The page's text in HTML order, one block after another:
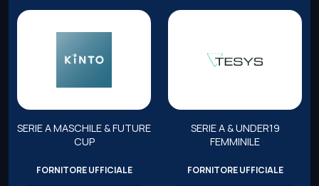
SERIE A MASCHILE & FUTURE
CUP
SERIE A & UNDER19
FEMMINILE
FORNITORE UFFICIALE FORNITORE UFFICIALE